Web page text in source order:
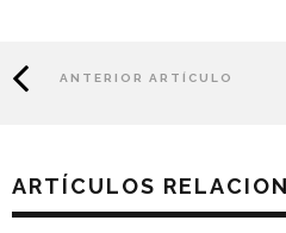
ANTERIOR ARTÍCULO
ARTÍCULOS